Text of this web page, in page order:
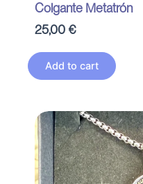
Colgante Metatrón
25,00 €
Add to cart